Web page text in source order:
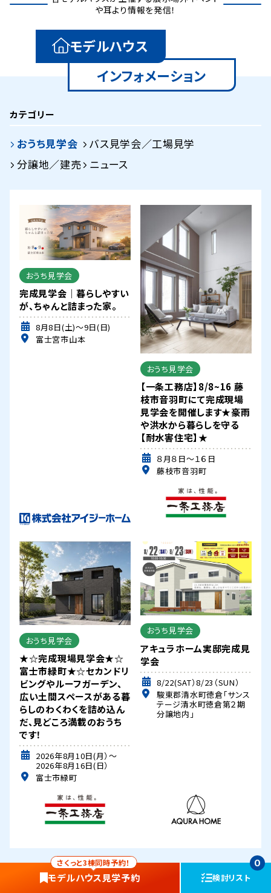
さくっと3棟同時予約！
モデルハウス見学予約 検討リスト
0
や耳より情報を発信！
モデルハウス
インフォメーション
カテゴリー
おうち見学会
バス見学会／工場見学
分譲地／建売
ニュース
おうち見学会
完成見学会｜暮らしやすい
が、ちゃんと詰まった家。
8月8日(土)～9日(日)
富士宮市山本
おうち見学会
【一条工務店】8/8~16 藤
枝市音羽町にて完成現場
見学会を開催します★豪雨
や洪水から暮らしを守る
【耐水害住宅】★
８月８日～１６日
藤枝市音羽町
おうち見学会
★☆完成現場見学会★☆
富士市緑町★☆セカンドリ
ビングやルーフガーデン、
広い土間スペースがある暮
らしのわくわくを詰め込ん
だ、見どころ満載のおうち
です！
2026年8月10日(月）～
2026年8月16日(日）
富士市緑町
おうち見学会
アキュラホーム実邸完成見
学会
8/22(SAT）8/23（SUN）
駿東郡清水町徳倉「サンス
テージ清水町徳倉第２期
分譲地内」
一覧を見る